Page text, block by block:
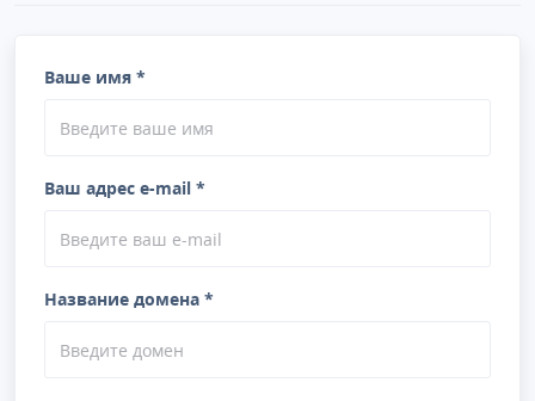
Ваше имя *
Ваш адрес e-mail *
Название домена *